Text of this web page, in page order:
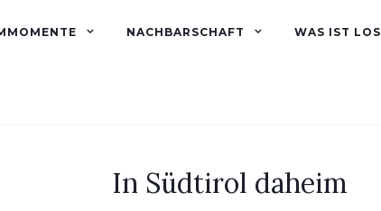
NACHBARSCHAFT WAS IST LOS
In Südtirol daheim